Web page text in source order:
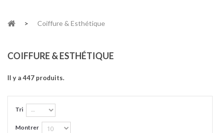
> Coiffure & Esthétique
COIFFURE & ESTHÉTIQUE
Il y a 447 produits.
Tri
Montrer